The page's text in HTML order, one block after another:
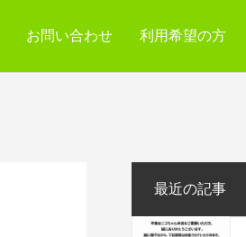
お問い合わせ 利用希望の方
最近の記事